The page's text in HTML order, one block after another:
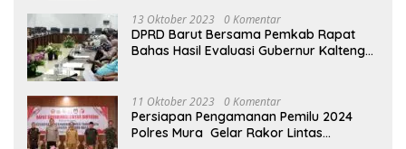
13 Oktober 2023 0 Komentar
DPRD Barut Bersama Pemkab Rapat
Bahas Hasil Evaluasi Gubernur Kalteng
11 Oktober 2023 0 Komentar
Persiapan Pengamanan Pemilu 2024
Polres Mura Gelar Rakor Lintas